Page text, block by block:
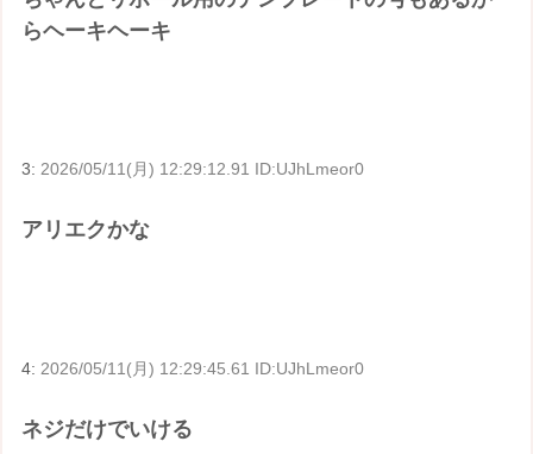
らヘーキヘーキ
3:2026/05/11(月) 12:29:12.91 ID:UJhLmeor0
アリエクかな
4: 2026/05/11(月) 12:29:45.61 ID:UJhLmeor0
ネジだけでいける